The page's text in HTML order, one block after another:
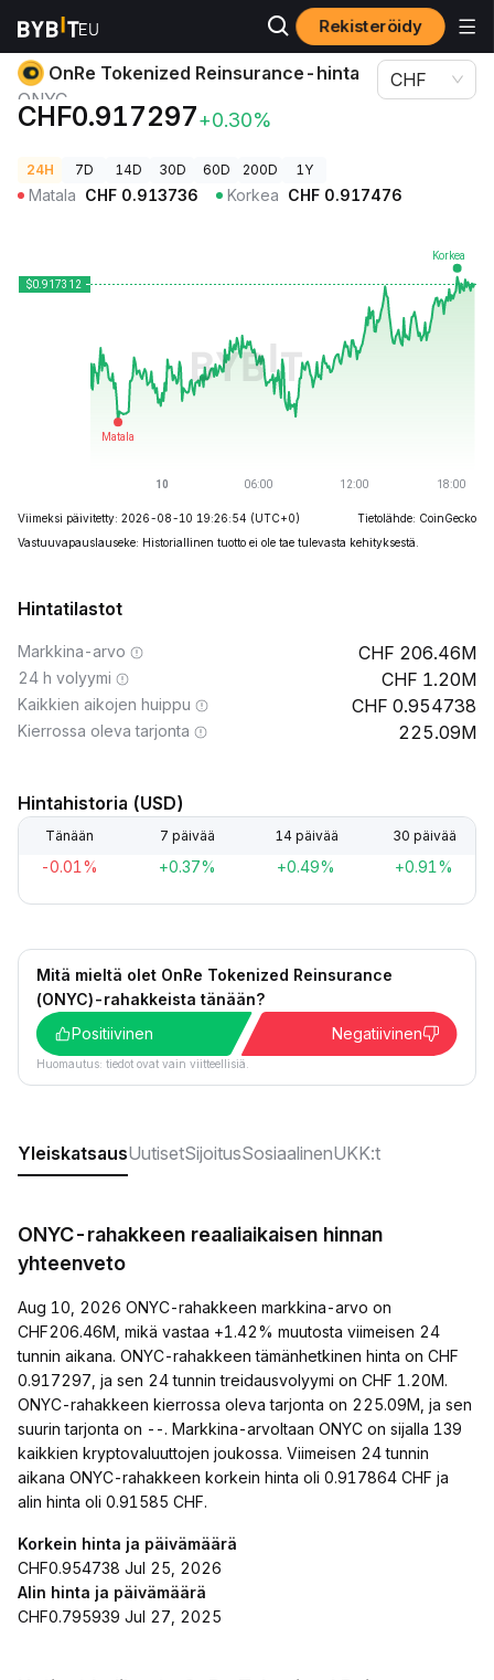
Rekisteröidy
Kryptohinnat OnRe Tokenized Reinsurance-hinta ONYC
OnRe Tokenized Reinsurance-hinta
ONYC
CHF0.917297+0.30%
CHF
24H 7D 14D 30D 60D 200D 1Y
Matala CHF 0.913736 Korkea CHF 0.917476
Viimeksi päivitetty: 2026-08-10 19:26:54 (UTC+0)
Tietolähde: CoinGecko
Vastuuvapauslauseke: Historiallinen tuotto ei ole tae tulevasta kehityksestä.
Hintatilastot
Markkina-arvo 206.46M
24 h volyymi 1.20M
Kaikkien aikojen huippu 0.954738
Kierrossa oleva tarjonta 225.09M
Hintahistoria (USD)
Tänään 7 päivää 14 päivää 30 päivää
-0.01% +0.37% +0.49% +0.91%
Mitä mieltä olet OnRe Tokenized Reinsurance
(ONYC)-rahakkeista tänään?
Positiivinen
Negatiivinen
Huomautus: tiedot ovat vain viitteellisiä.
YleiskatsausUutisetSijoitusSosiaalinenUKK:t
ONYC-rahakkeen reaaliaikaisen hinnan
yhteenveto
Aug 10, 2026 ONYC-rahakkeen markkina-arvo on
CHF206.46M, mikä vastaa +1.42% muutosta viimeisen 24
tunnin aikana. ONYC-rahakkeen tämänhetkinen hinta on CHF
0.917297, ja sen 24 tunnin treidausvolyymi on CHF 1.20M.
ONYC-rahakkeen kierrossa oleva tarjonta on 225.09M, ja sen
suurin tarjonta on --. Markkina-arvoltaan ONYC on sijalla 139
kaikkien kryptovaluuttojen joukossa. Viimeisen 24 tunnin
aikana ONYC-rahakkeen korkein hinta oli 0.917864 CHF ja
alin hinta oli 0.91585 CHF.
Korkein hinta ja päivämäärä
CHF0.954738 Jul 25, 2026
Alin hinta ja päivämäärä
CHF0.795939 Jul 27, 2025